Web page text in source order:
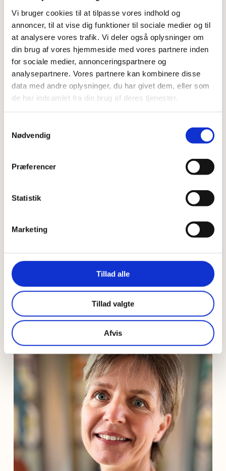
Vi bruger cookies til at tilpasse vores indhold og
annoncer, til at vise dig funktioner til sociale medier og til
at analysere vores trafik. Vi deler også oplysninger om
din brug af vores hjemmeside med vores partnere inden
for sociale medier, annonceringspartnere og
analysepartnere. Vores partnere kan kombinere disse
data med andre oplysninger, du har givet dem, eller som
de har indsamlet fra din brug af deres tjenester.
Nødvendig
Præferencer
Statistik
Marketing
Tillad alle
Tillad valgte
Afvis
Vibeke Cavling Clausen
Tlf: 4836 0408